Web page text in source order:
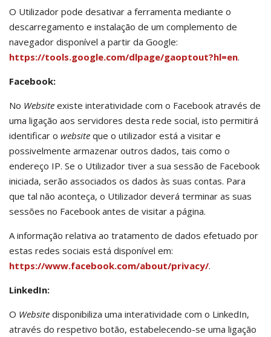
O Utilizador pode desativar a ferramenta mediante o
descarregamento e instalação de um complemento de
navegador disponível a partir da Google:
https://tools.google.com/dlpage/gaoptout?hl=en.
Facebook:
No Website existe interatividade com o Facebook através de
uma ligação aos servidores desta rede social, isto permitirá
identificar o website que o utilizador está a visitar e
possivelmente armazenar outros dados, tais como o
endereço IP. Se o Utilizador tiver a sua sessão de Facebook
iniciada, serão associados os dados às suas contas. Para
que tal não aconteça, o Utilizador deverá terminar as suas
sessões no Facebook antes de visitar a página.
A informação relativa ao tratamento de dados efetuado por
estas redes sociais está disponível em:
https://www.facebook.com/about/privacy/.
LinkedIn:
O Website disponibiliza uma interatividade com o LinkedIn,
através do respetivo botão, estabelecendo-se uma ligação